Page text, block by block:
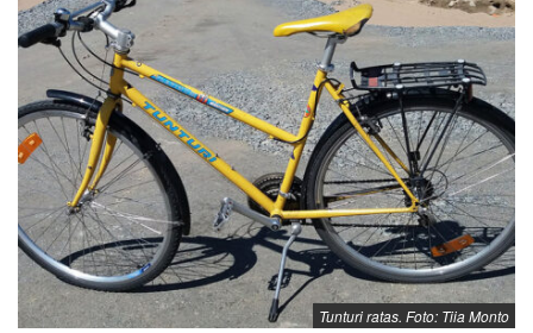
Tunturi ratas. Foto: Tiia Monto